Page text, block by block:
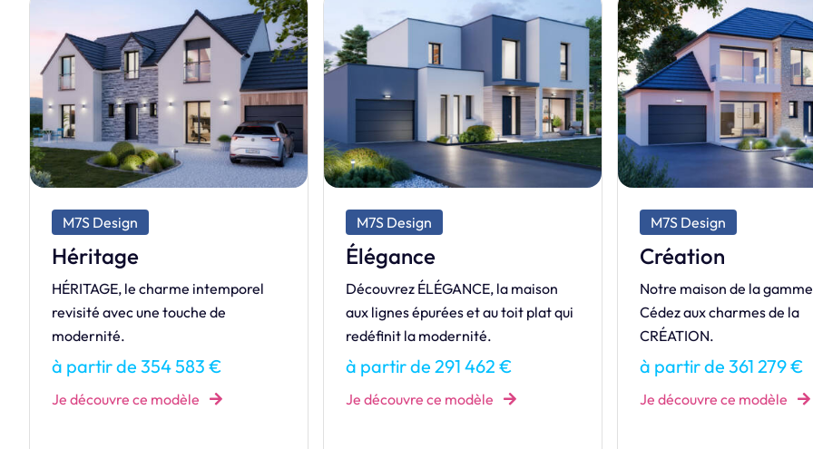
M7S Design
Élégance
Découvrez ÉLÉGANCE, la maison
aux lignes épurées et au toit plat qui
redéfinit la modernité.
à partir de 291 462 €
Je découvre ce modèle
M7S Design
Création
Notre maison de la gamme Design.
Cédez aux charmes de la
CRÉATION.
à partir de 361 279 €
Je découvre ce modèle
M7S Exclusive
Prestige
Élégance et tradition
cette maison chaleureuse et
intemporelle.
à partir de 163 110 €
Je découvre ce modèle